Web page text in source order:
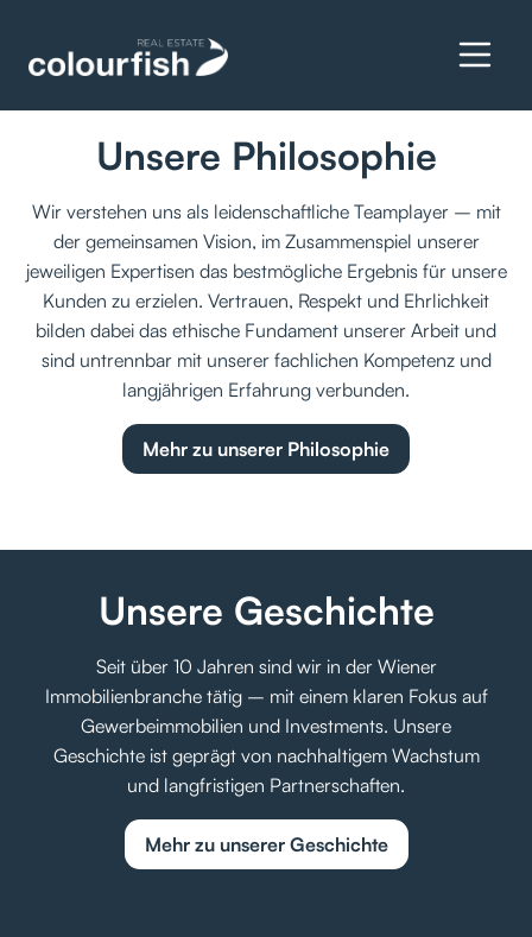
Wir vermitteln Räume in
denen Zukunft entsteht.
Unsere Philosophie
Wir verstehen uns als leidenschaftliche Teamplayer – mit
der gemeinsamen Vision, im Zusammenspiel unserer
jeweiligen Expertisen das bestmögliche Ergebnis für unsere
Kunden zu erzielen. Vertrauen, Respekt und Ehrlichkeit
bilden dabei das ethische Fundament unserer Arbeit und
sind untrennbar mit unserer fachlichen Kompetenz und
langjährigen Erfahrung verbunden.
Mehr zu unserer Philosophie
Unsere Geschichte
Seit über 10 Jahren sind wir in der Wiener
Immobilienbranche tätig – mit einem klaren Fokus auf
Gewerbeimmobilien und Investments. Unsere
Geschichte ist geprägt von nachhaltigem Wachstum
und langfristigen Partnerschaften.
Mehr zu unserer Geschichte